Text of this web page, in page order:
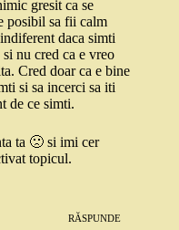
gresit ca se
posibil sa fii calm
daca simti
nu cred ca e vreo
Cred doar ca e bine
si sa incerci sa iti
de ce simti.
ta 🙁 si imi cer
topicul.
RĂSPUNDE